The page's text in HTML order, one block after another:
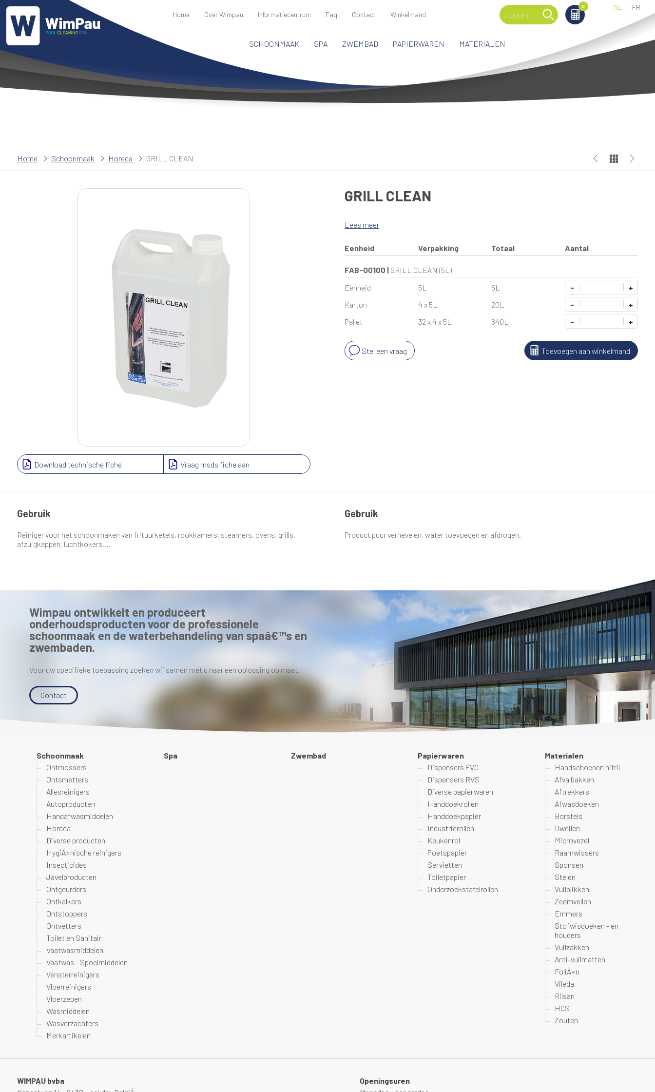
NL FR
0
0
Home Over Wimpau Informatiecentrum Faq Contact Winkelmand
SCHOONMAAK SPA ZWEMBAD PAPIERWAREN MATERIALEN
Home Schoonmaak Horeca GRILL CLEAN
Download technische fiche Vraag msds fiche aan
GRILL CLEAN
Lees meer
Eenheid Verpakking Totaal Aantal
FAB-O0100 | GRILL CLEAN (5L)
Eenheid
5L 5L -
+
Karton
4 x 5L 20L -
+
Pallet
32 x 4 x 5L 640L - +
Toevoegen aan winkelmand
Stel een vraag
Gebruik
Reiniger voor het schoonmaken van frituurketels, rookkamers, steamers, ovens, grills,
afzuigkappen, luchtkokers,...
Gebruik
Product puur vernevelen, water toevoegen en afdrogen.
Wimpau ontwikkelt en produceert
onderhoudsproducten voor de professionele
schoonmaak en de waterbehandeling van spaâ€™s en
zwembaden.
Voor uw specifieke toepassing zoeken wij samen met u naar een oplossing op maat.
Contact
Schoonmaak
Ontmossers
Ontsmetters
Allesreinigers
Autoproducten
Handafwasmiddelen
Horeca
Diverse producten
HygiÃ«nische reinigers
Insecticides
Javelproducten
Ontgeurders
Ontkalkers
Ontstoppers
Ontvetters
Toilet en Sanitair
Vaatwasmiddelen
Vaatwas - Spoelmiddelen
Vensterreinigers
Vloerreinigers
Vloerzepen
Wasmiddelen
Wasverzachters
Merkartikelen
Spa Zwembad
Papierwaren
Dispensers PVC
Dispensers RVS
Diverse papierwaren
Handdoekrollen
Handdoekpapier
Industrierollen
Keukenrol
Poetspapier
Servietten
Toiletpapier
Onderzoekstafelrollen
Materialen
Handschoenen nitril
Afvalbakken
Aftrekkers
Afwasdoeken
Borstels
Dweilen
Microvezel
Raamwissers
Sponsen
Stelen
Vuilblikken
Zeemvellen
Emmers
Stofwisdoeken - en
houders
Vuilzakken
Anti-vuilmatten
FoliÃ«n
Vileda
Rilsan
HCS
Zouten
WIMPAU bvba
Openingsuren